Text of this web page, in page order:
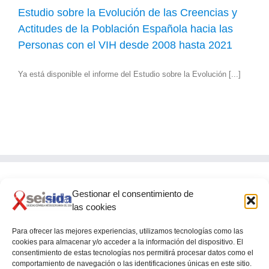
Gestionar el consentimiento de
las cookies
Para ofrecer las mejores experiencias, utilizamos tecnologías como las
cookies para almacenar y/o acceder a la información del dispositivo. El
consentimiento de estas tecnologías nos permitirá procesar datos como el
comportamiento de navegación o las identificaciones únicas en este sitio.
Estudio sobre la Evolución de las Creencias y
Actitudes de la Población Española hacia las
Personas con el VIH desde 2008 hasta 2021
Ya está disponible el informe del Estudio sobre la Evolución [...]
SEISIDA
Glorieta de Quevedo, 9 – 5º